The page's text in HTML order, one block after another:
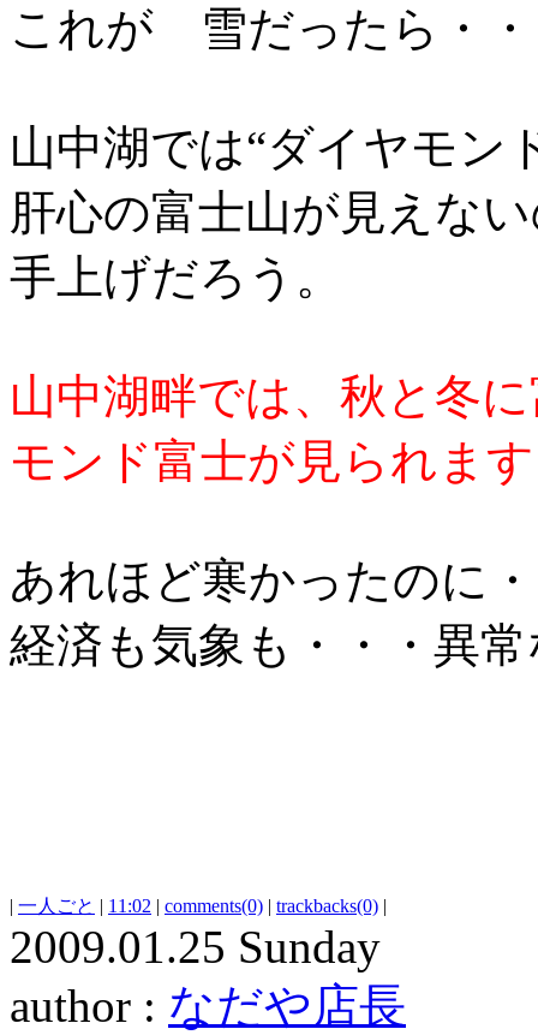
これが 雪だったら・
山中湖では“ダイヤモン
肝心の富士山が見えな
手上げだろう。
山中湖畔では、秋と冬
モンド富士が見られます
あれほど寒かったのに
経済も気象も・・・異
| 一人ごと | 11:02 | comments(0) | trackbacks(0) |
2009.01.25 Sunday
author : なだや店長